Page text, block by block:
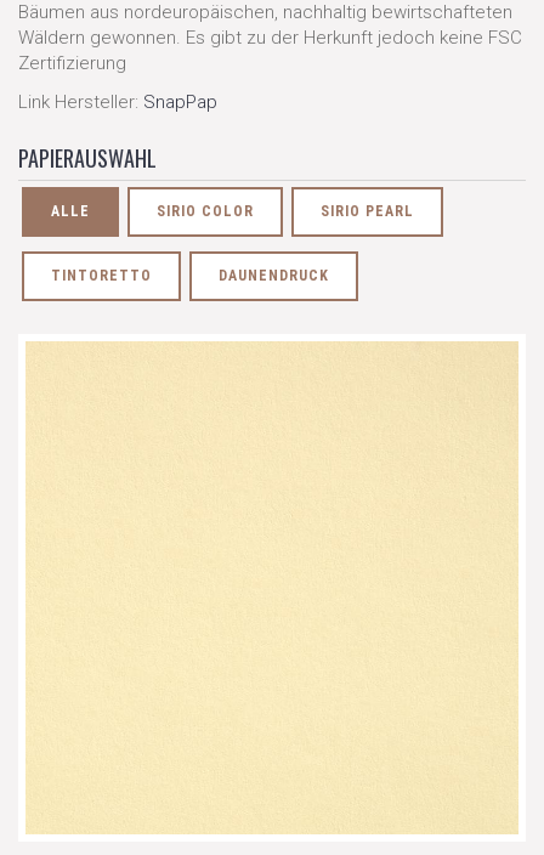
Bäumen aus nordeuropäischen, nachhaltig bewirtschafteten
Wäldern gewonnen. Es gibt zu der Herkunft jedoch keine FSC
Zertifizierung
Link Hersteller: SnapPap
PAPIERAUSWAHL
ALLE SIRIO COLOR SIRIO PEARL
TINTORETTO DAUNENDRUCK